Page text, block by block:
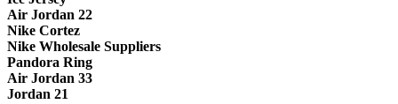
Air Jordan 22
Nike Cortez
Nike Wholesale Suppliers
Pandora Ring
Air Jordan 33
Jordan 21